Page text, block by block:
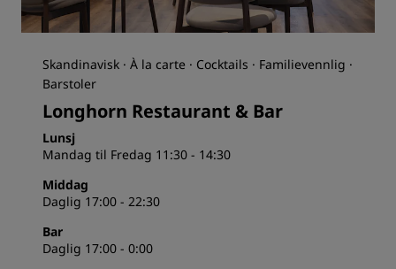
Skandinavisk · À la carte · Cocktails · Familievennlig ·
Barstoler
Longhorn Restaurant & Bar
Lunsj
Mandag til Fredag 11:30 - 14:30
Middag
Daglig 17:00 - 22:30
Bar
Daglig 17:00 - 0:00